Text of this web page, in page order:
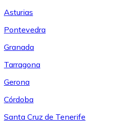
Asturias
Pontevedra
Granada
Tarragona
Gerona
Córdoba
Santa Cruz de Tenerife